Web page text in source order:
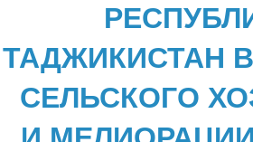
ТАДЖИКИСТАН
СЕЛЬСКОГО